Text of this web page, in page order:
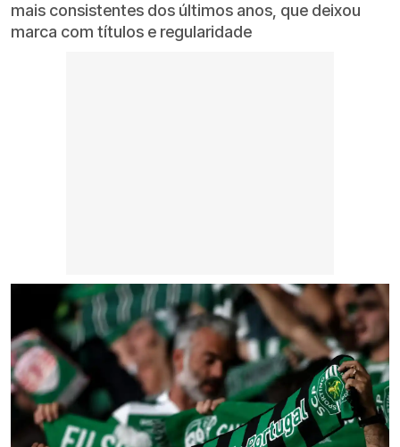
mais consistentes dos últimos anos, que deixou
marca com títulos e regularidade